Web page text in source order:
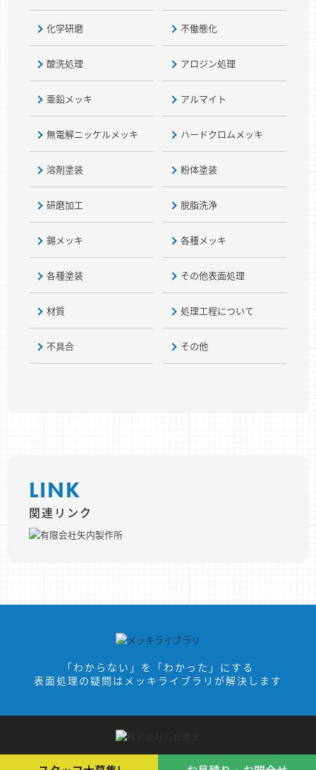
化学研磨 不働態化
酸洗処理 アロジン処理
亜鉛メッキ アルマイト
無電解ニッケルメッキ ハードクロムメッキ
溶剤塗装 粉体塗装
研磨加工 脱脂洗浄
錫メッキ 各種メッキ
各種塗装 その他表面処理
材質 処理工程について
不具合 その他
LINK
関連リンク
「わからない」を「わかった」にする
表面処理の疑問はメッキライブラリが解決します